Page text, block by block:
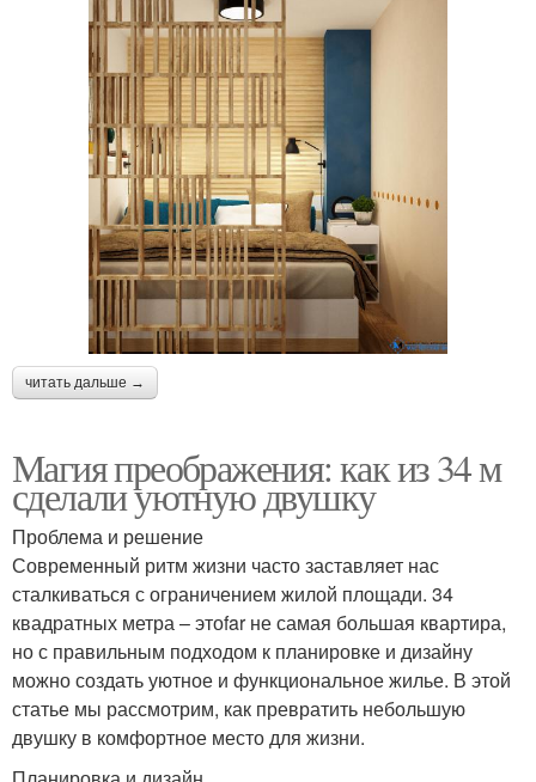
читать дальше →
Магия преображения: как из 34 м
сделали уютную двушку
Проблема и решение
Современный ритм жизни часто заставляет нас
сталкиваться с ограничением жилой площади. 34
квадратных метра – этоfar не самая большая квартира,
но с правильным подходом к планировке и дизайну
можно создать уютное и функциональное жилье. В этой
статье мы рассмотрим, как превратить небольшую
двушку в комфортное место для жизни.